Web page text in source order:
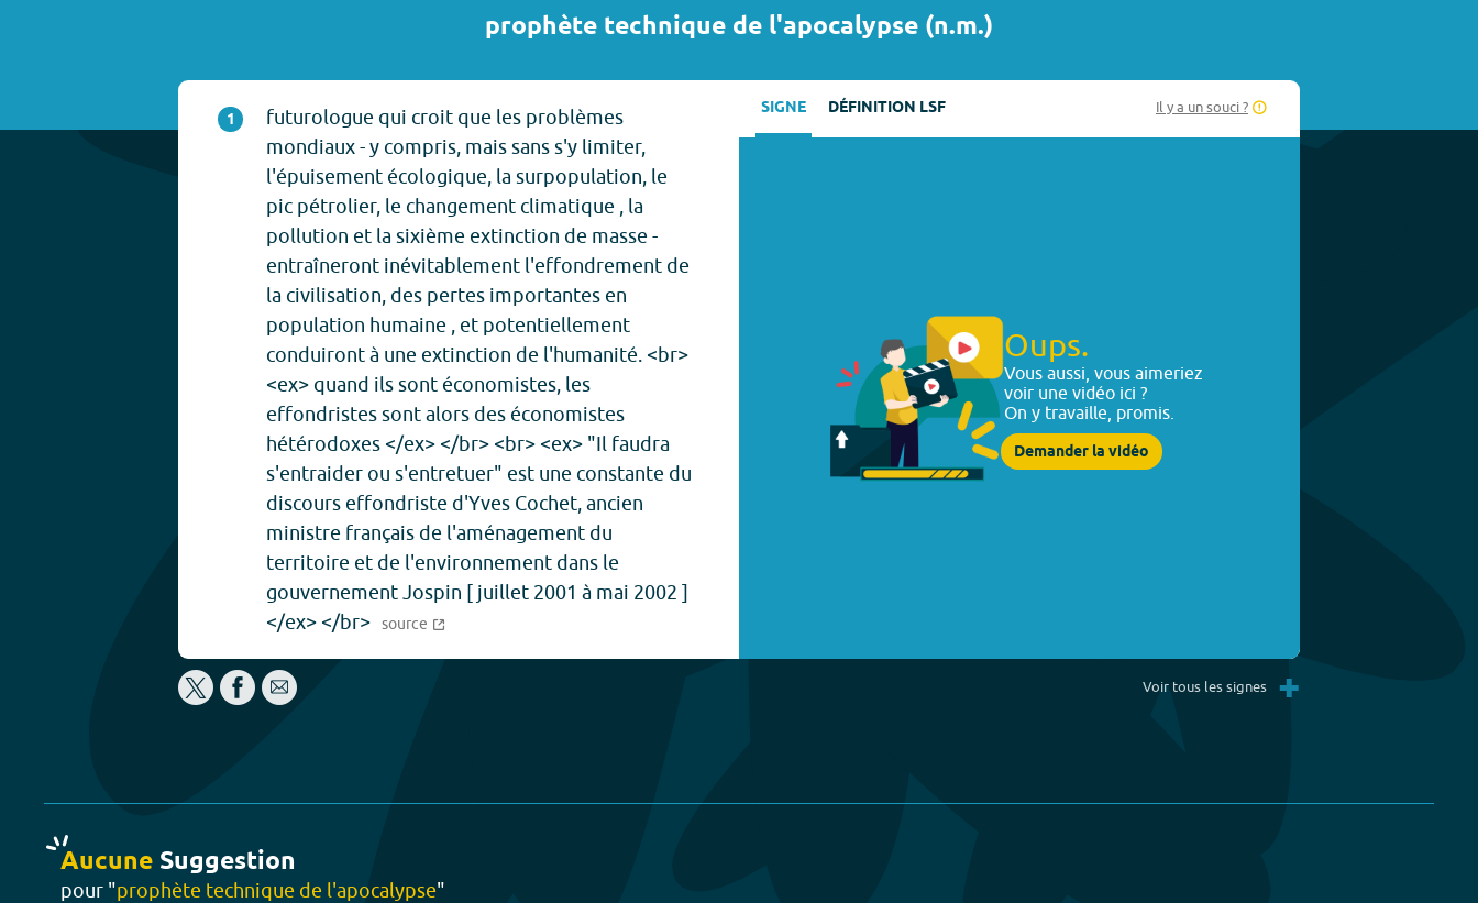
prophète technique de l'apocalypse (n.m.)
1
futurologue qui croit que les problèmes
mondiaux - y compris, mais sans s'y limiter,
l'épuisement écologique, la surpopulation, le
pic pétrolier, le changement climatique , la
pollution et la sixième extinction de masse -
entraîneront inévitablement l'effondrement de
la civilisation, des pertes importantes en
population humaine , et potentiellement
conduiront à une extinction de l'humanité. <br>
<ex> quand ils sont économistes, les
effondristes sont alors des économistes
hétérodoxes </ex> </br> <br> <ex> "Il faudra
s'entraider ou s'entretuer" est une constante du
discours effondriste d'Yves Cochet, ancien
ministre français de l'aménagement du
territoire et de l'environnement dans le
gouvernement Jospin [ juillet 2001 à mai 2002 ]
</ex> </br> source
SIGNE DÉFINITION LSF Il y a un souci ?
Oups.
Vous aussi, vous aimeriez
voir une vidéo ici ?
On y travaille, promis.
Demander la vidéo
Voir tous les signes +
Aucune Suggestion
pour "prophète technique de l'apocalypse"